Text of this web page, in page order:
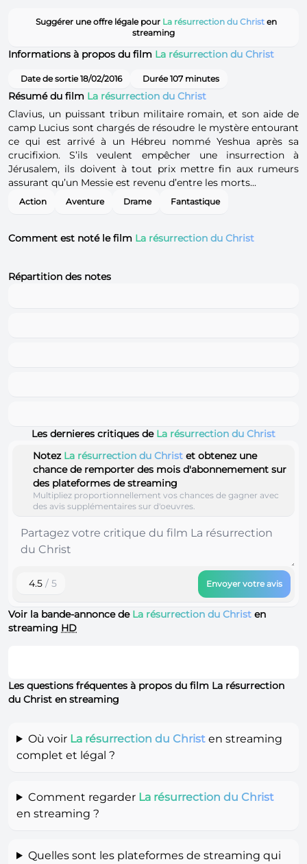
Suggérer une offre légale pour La résurrection du Christ en
streaming
Informations à propos du film La résurrection du Christ
Date de sortie 18/02/2016 Durée 107 minutes
Résumé du film La résurrection du Christ
Clavius, un puissant tribun militaire romain, et son aide de
camp Lucius sont chargés de résoudre le mystère entourant
ce qui est arrivé à un Hébreu nommé Yeshua après sa
crucifixion. S’ils veulent empêcher une insurrection à
Jérusalem, ils doivent à tout prix mettre fin aux rumeurs
assurant qu’un Messie est revenu d’entre les morts...
Action Aventure Drame Fantastique
Comment est noté le film La résurrection du Christ
Répartition des notes
Les dernieres critiques de La résurrection du Christ
Notez La résurrection du Christ et obtenez une
chance de remporter des mois d'abonnemement sur
des plateformes de streaming
Multipliez proportionnellement vos chances de gagner avec
des avis supplémentaires sur d'oeuvres.
4.5 / 5 Envoyer votre avis
Voir la bande-annonce de La résurrection du Christ en
streaming HD
Les questions fréquentes à propos du film La résurrection
du Christ en streaming
Où voir La résurrection du Christen streaming
complet et légal ?
Comment regarder La résurrection du Christ
en streaming ?
Quelles sont les plateformes de streaming qui